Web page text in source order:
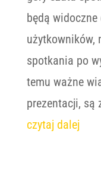
będą
użytkowników,
spotkania po
temu ważne
prezentacji, są
czytaj dalej